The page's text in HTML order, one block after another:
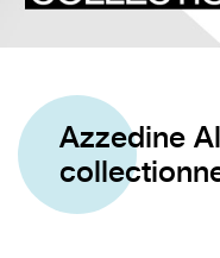
Azzedine